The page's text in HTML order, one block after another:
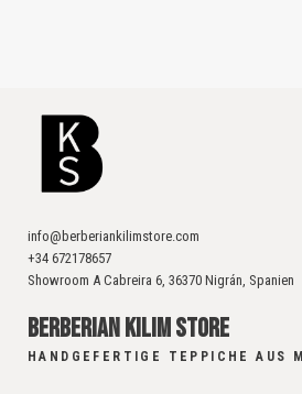
info@berberiankilimstore.com
+34 672178657
Showroom A Cabreira 6, 36370 Nigrán, Spanien
BERBERIAN KILIM STORE
HANDGEFERTIGE TEPPICHE AUS